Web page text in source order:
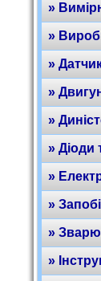
»
»
»
»
»
» Діоди
»
»
»
»